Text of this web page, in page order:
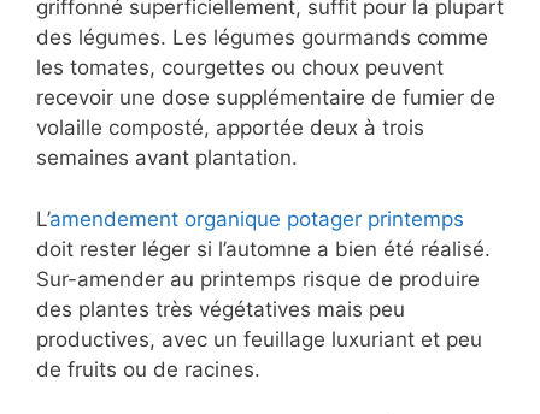
griffonné superficiellement, suffit pour la plupart
des légumes. Les légumes gourmands comme
les tomates, courgettes ou choux peuvent
recevoir une dose supplémentaire de fumier de
volaille composté, apportée deux à trois
semaines avant plantation.
L’amendement organique potager printemps
doit rester léger si l’automne a bien été réalisé.
Sur-amender au printemps risque de produire
des plantes très végétatives mais peu
productives, avec un feuillage luxuriant et peu
de fruits ou de racines.